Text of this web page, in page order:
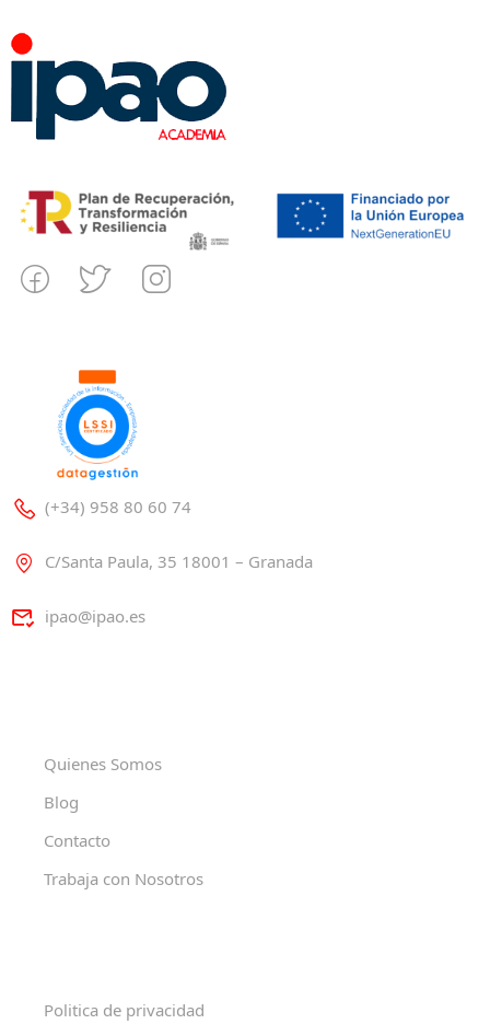
(+34) 958 80 60 74
C/Santa Paula, 35 18001 – Granada
ipao@ipao.es
Quienes Somos
Blog
Contacto
Trabaja con Nosotros
Politica de privacidad